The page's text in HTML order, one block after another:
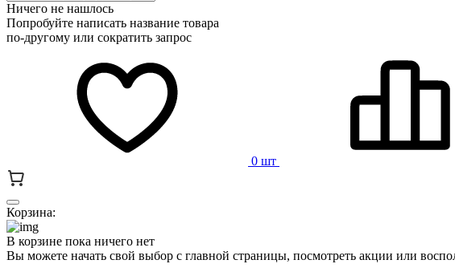
Ничего не нашлось
Попробуйте написать название товара
по-другому или сократить запрос
0 шт
Корзина:
В корзине пока ничего нет
Вы можете начать свой выбор с главной страницы, посмотреть акции или